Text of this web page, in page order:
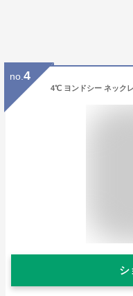
no. 4
シ